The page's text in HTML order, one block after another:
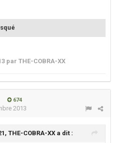
par THE-COBRA-XX
674
2013
THE-COBRA-XX a dit :